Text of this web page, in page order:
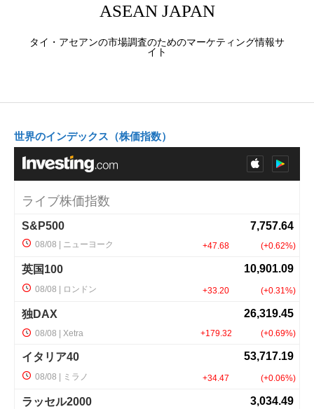
ASEAN JAPAN
タイ・アセアンの市場調査のためのマーケティング情報サ
イト
世界のインデックス（株価指数）